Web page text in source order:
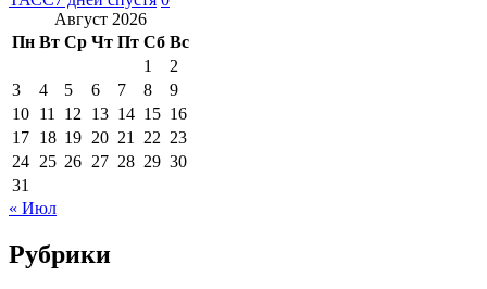
Август 2026
Пн Вт Ср Чт Пт Сб Вс
1
2
3
4 5 6 7 8
9
10 11 12 13 14 15 16
17 18 19 20 21 22 23
24 25 26 27 28 29 30
31
« Июл
Рубрики